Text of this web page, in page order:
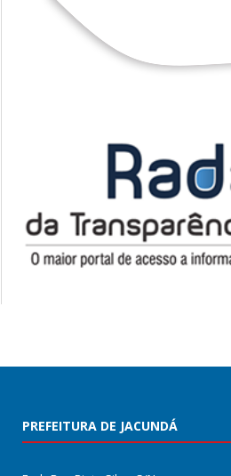
PREFEITURA DE JACUNDÁ